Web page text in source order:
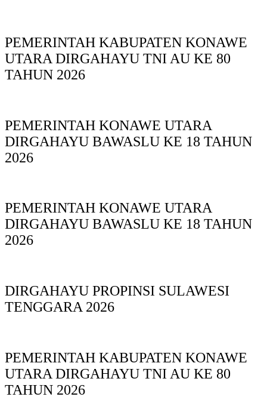
PEMERINTAH KABUPATEN KONAWE
UTARA DIRGAHAYU TNI AU KE 80
TAHUN 2026
PEMERINTAH KONAWE UTARA
DIRGAHAYU BAWASLU KE 18 TAHUN
2026
PEMERINTAH KONAWE UTARA
DIRGAHAYU BAWASLU KE 18 TAHUN
2026
DIRGAHAYU PROPINSI SULAWESI
TENGGARA 2026
PEMERINTAH KABUPATEN KONAWE
UTARA DIRGAHAYU TNI AU KE 80
TAHUN 2026